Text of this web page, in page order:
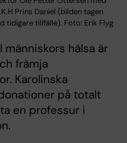
Prins Daniel (bilden tagen
tidigare tillfälle). Foto: Erik Flyg
hälsa är
främja
Karolinska
på totalt
en professur i